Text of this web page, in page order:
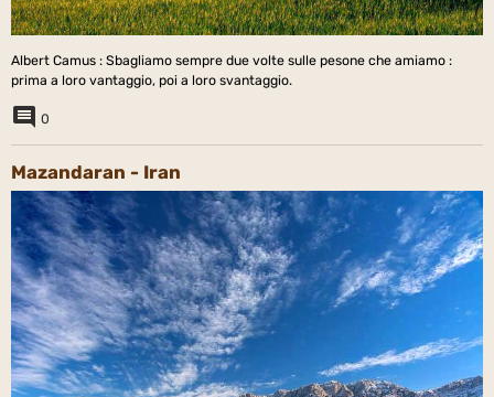
Albert Camus : Sbagliamo sempre due volte sulle pesone che amiamo :
prima a loro vantaggio, poi a loro svantaggio.
0
Mazandaran - Iran